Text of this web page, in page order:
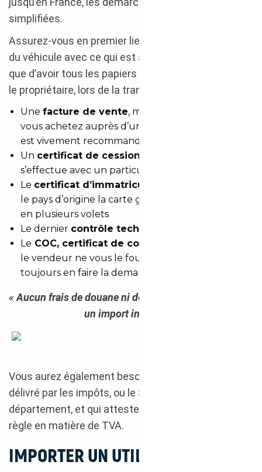
simplifiées.
Assurez-vous en premier lieu de la correspondance
du véhicule avec ce qui est annoncé sur l’offre, ainsi
que d’avoir tous les papiers nécessaires, remis par
le propriétaire, lors de la transaction :
Une facture de vente, mentionnant la TVA, si
vous achetez auprès d’un professionnel (ce qui
est vivement recommandé)
Un certificat de cession
s’effectue avec un particulier
Le certificat d’immatriculation
le pays d’origine la carte grise peut se présenter
en plusieurs volets
Le dernier contrôle technique
Le COC, certificat de conformité européen
le vendeur ne vous le fournit pas, vous pourrez
toujours en faire la demande au constructeur
« Aucun frais de douane ni de TVA sur l’occasion pour
un import intra UE. »
Vous aurez également besoin d’un
délivré par les impôts, ou le SNQ selon votre
département, et qui atteste que le véhicule est en
règle en matière de TVA.
IMPORTER UN UTILITAIRE HORS